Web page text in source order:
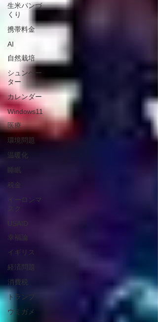
生米パンづ
くり
携帯料金
AI
自然栽培
シュンペー
ター
カレンダー
Windows11
医療
環境問題
温暖化
睡眠
税金
イーロンマ
スク
USAID
幸福論
イギリス
経済問題
消費税
トランプ
ウミガメ